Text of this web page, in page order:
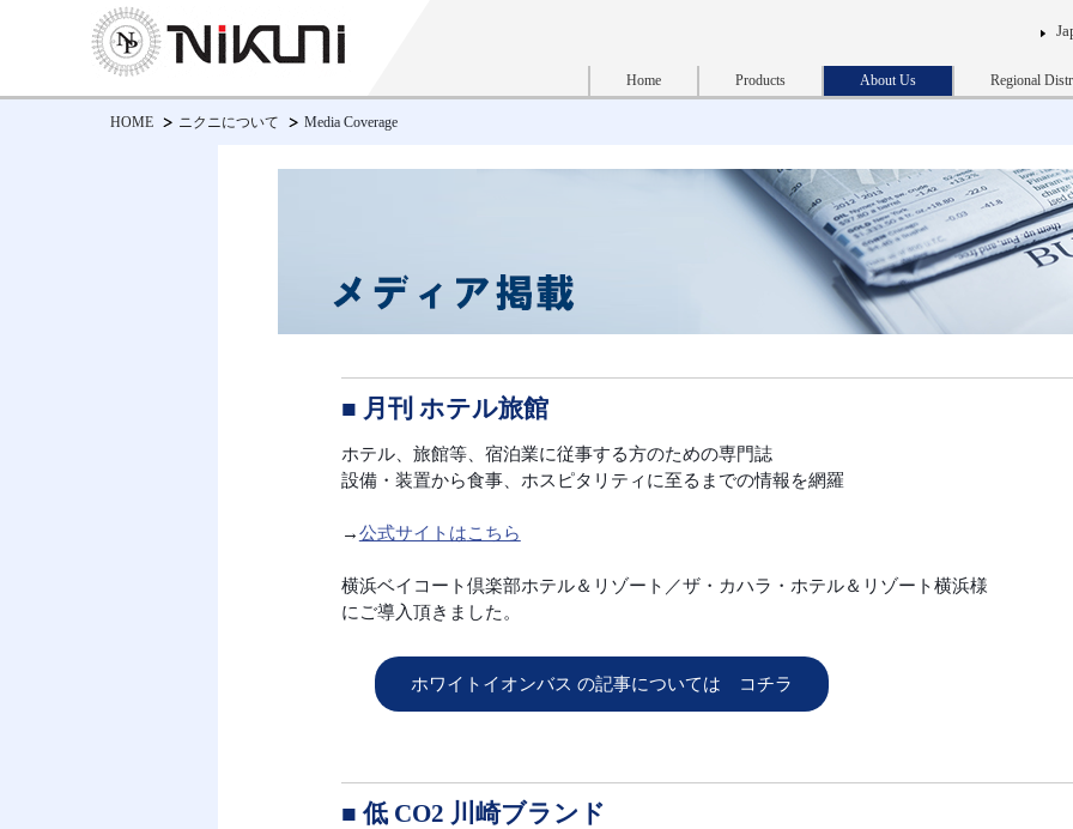
Home Products About Us Regional
HOME ニクニについて Media Coverage
■ 月刊 ホテル旅館
ホテル、旅館等、宿泊業に従事する方のための専門誌
設備・装置から食事、ホスピタリティに至るまでの情報を網羅
→公式サイトはこちら
横浜ベイコート倶楽部ホテル＆リゾート／ザ・カハラ・ホテル＆リゾート横浜様
にご導入頂きました。
ホワイトイオンバス の記事については コチラ
■ 低 CO2 川崎ブランド